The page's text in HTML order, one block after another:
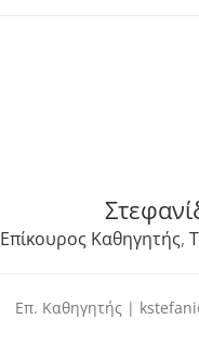
Επίκουρος Καθηγητής,
Επ. Καθηγητής |